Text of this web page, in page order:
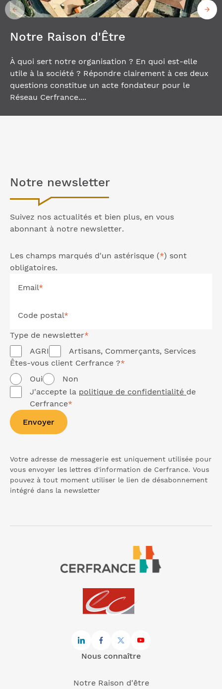
Notre Raison d'Être
À quoi sert notre organisation ? En quoi est-elle
utile à la société ? Répondre clairement à ces deux
questions constitue un acte fondateur pour le
Réseau Cerfrance....
Notre newsletter
Suivez nos actualités et bien plus, en vous
abonnant à notre newsletter.
Les champs marqués d'un astérisque (*) sont
obligatoires.
Email*
Code postal*
Type de newsletter*
AGRI
Artisans, Commerçants, Services
Êtes-vous client Cerfrance ?*
Oui
Non
J'accepte la politique de confidentialité de
Cerfrance*
Envoyer
Votre adresse de messagerie est uniquement utilisée pour
vous envoyer les lettres d'information de Cerfrance. Vous
pouvez à tout moment utiliser le lien de désabonnement
intégré dans la newsletter
Nous connaître
Notre Raison d'être